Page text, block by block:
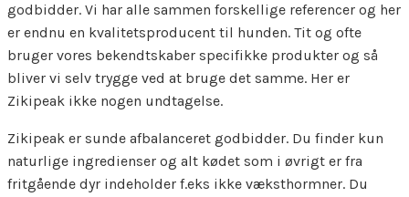
godbidder. Vi har alle sammen forskellige referencer og her
er endnu en kvalitetsproducent til hunden. Tit og ofte
bruger vores bekendtskaber specifikke produkter og så
bliver vi selv trygge ved at bruge det samme. Her er
Zikipeak ikke nogen undtagelse.
Zikipeak er sunde afbalanceret godbidder. Du finder kun
naturlige ingredienser og alt kødet som i øvrigt er fra
fritgående dyr indeholder f.eks ikke væksthormner. Du